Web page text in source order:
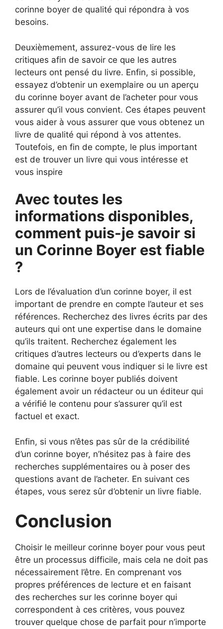
corinne boyer de qualité qui répondra à vos
besoins.
Deuxièmement, assurez-vous de lire les
critiques afin de savoir ce que les autres
lecteurs ont pensé du livre. Enfin, si possible,
essayez d’obtenir un exemplaire ou un aperçu
du corinne boyer avant de l’acheter pour vous
assurer qu’il vous convient. Ces étapes peuvent
vous aider à vous assurer que vous obtenez un
livre de qualité qui répond à vos attentes.
Toutefois, en fin de compte, le plus important
est de trouver un livre qui vous intéresse et
vous inspire
Avec toutes les
informations disponibles,
comment puis-je savoir si
un Corinne Boyer est fiable
?
Lors de l’évaluation d’un corinne boyer, il est
important de prendre en compte l’auteur et ses
références. Recherchez des livres écrits par des
auteurs qui ont une expertise dans le domaine
qu’ils traitent. Recherchez également les
critiques d’autres lecteurs ou d’experts dans le
domaine qui peuvent vous indiquer si le livre est
fiable. Les corinne boyer publiés doivent
également avoir un rédacteur ou un éditeur qui
a vérifié le contenu pour s’assurer qu’il est
factuel et exact.
Enfin, si vous n’êtes pas sûr de la crédibilité
d’un corinne boyer, n’hésitez pas à faire des
recherches supplémentaires ou à poser des
questions avant de l’acheter. En suivant ces
étapes, vous serez sûr d’obtenir un livre fiable.
Conclusion
Choisir le meilleur corinne boyer pour vous peut
être un processus difficile, mais cela ne doit pas
nécessairement l’être. En comprenant vos
propres préférences de lecture et en faisant
des recherches sur les corinne boyer qui
correspondent à ces critères, vous pouvez
trouver quelque chose de parfait pour n’importe